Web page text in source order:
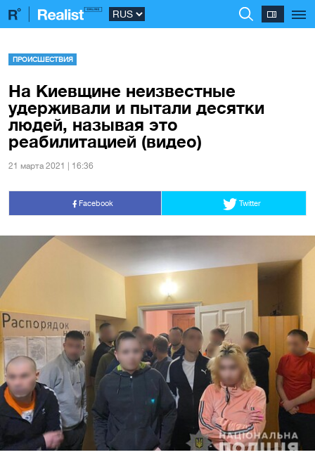
ПРОИСШЕСТВИЯ
На Киевщине неизвестные
удерживали и пытали десятки
людей, называя это
реабилитацией (видео)
21 марта 2021 | 16:36
Facebook Twitter